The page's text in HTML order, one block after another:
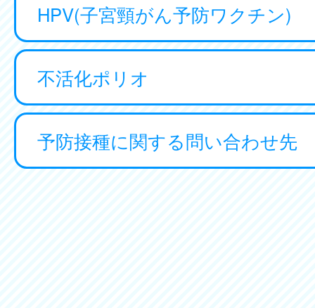
HPV(子宮頸がん予防ワクチン)
不活化ポリオ
予防接種に関する問い合わせ先